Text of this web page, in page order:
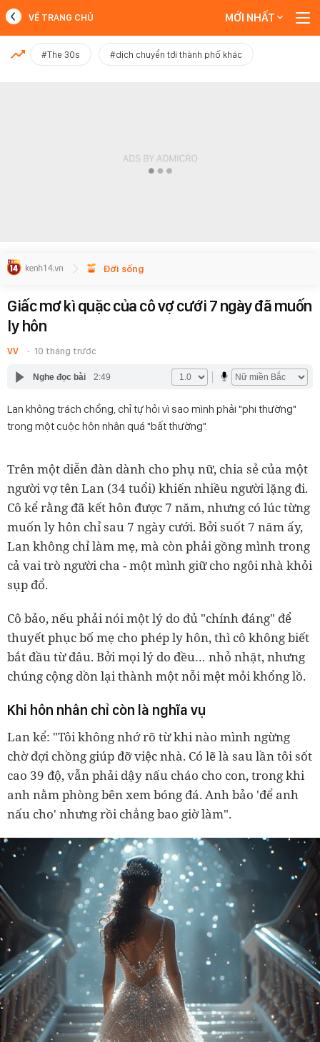
MỚI NHẤT
VỀ TRANG CHỦ MỚI NHẤT
#The 30s #dịch chuyển tới thành phố khác
Đời sống
Giấc mơ kì quặc của cô vợ cưới 7 ngày đã muốn
ly hôn
VV 10 tháng trước
Nghe đọc bài 2:49
Lan không trách chồng, chỉ tự hỏi vì sao mình phải "phi thường"
trong một cuộc hôn nhân quá "bất thường".
Trên một diễn đàn dành cho phụ nữ, chia sẻ của một
người vợ tên Lan (34 tuổi) khiến nhiều người lặng đi.
Cô kể rằng đã kết hôn được 7 năm, nhưng có lúc từng
muốn ly hôn chỉ sau 7 ngày cưới. Bởi suốt 7 năm ấy,
Lan không chỉ làm mẹ, mà còn phải gồng mình trong
cả vai trò người cha - một mình giữ cho ngôi nhà khỏi
sụp đổ.
Cô bảo, nếu phải nói một lý do đủ "chính đáng" để
thuyết phục bố mẹ cho phép ly hôn, thì cô không biết
bắt đầu từ đâu. Bởi mọi lý do đều… nhỏ nhặt, nhưng
chúng cộng dồn lại thành một nỗi mệt mỏi khổng lồ.
Khi hôn nhân chỉ còn là nghĩa vụ
Lan kể: "Tôi không nhớ rõ từ khi nào mình ngừng
chờ đợi chồng giúp đỡ việc nhà. Có lẽ là sau lần tôi sốt
cao 39 độ, vẫn phải dậy nấu cháo cho con, trong khi
anh nằm phòng bên xem bóng đá. Anh bảo 'để anh
nấu cho' nhưng rồi chẳng bao giờ làm".